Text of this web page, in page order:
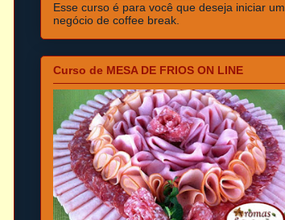
Esse curso é para você que deseja iniciar um
negócio de coffee break.
Curso de MESA DE FRIOS ON LINE